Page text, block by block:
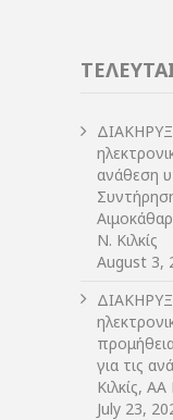
ανάθεση
Ν. Κιλκίς
August 3,
για τις
Κιλκίς,
July 23,